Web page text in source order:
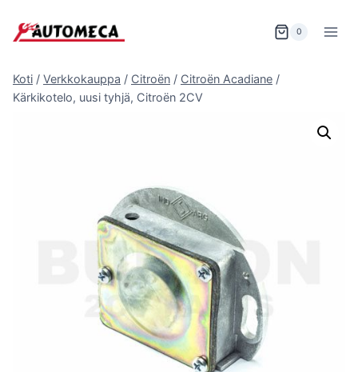
sisältöön
0
Koti / Verkkokauppa / Citroën / Citroën Acadiane /
Kärkikotelo, uusi tyhjä, Citroën 2CV